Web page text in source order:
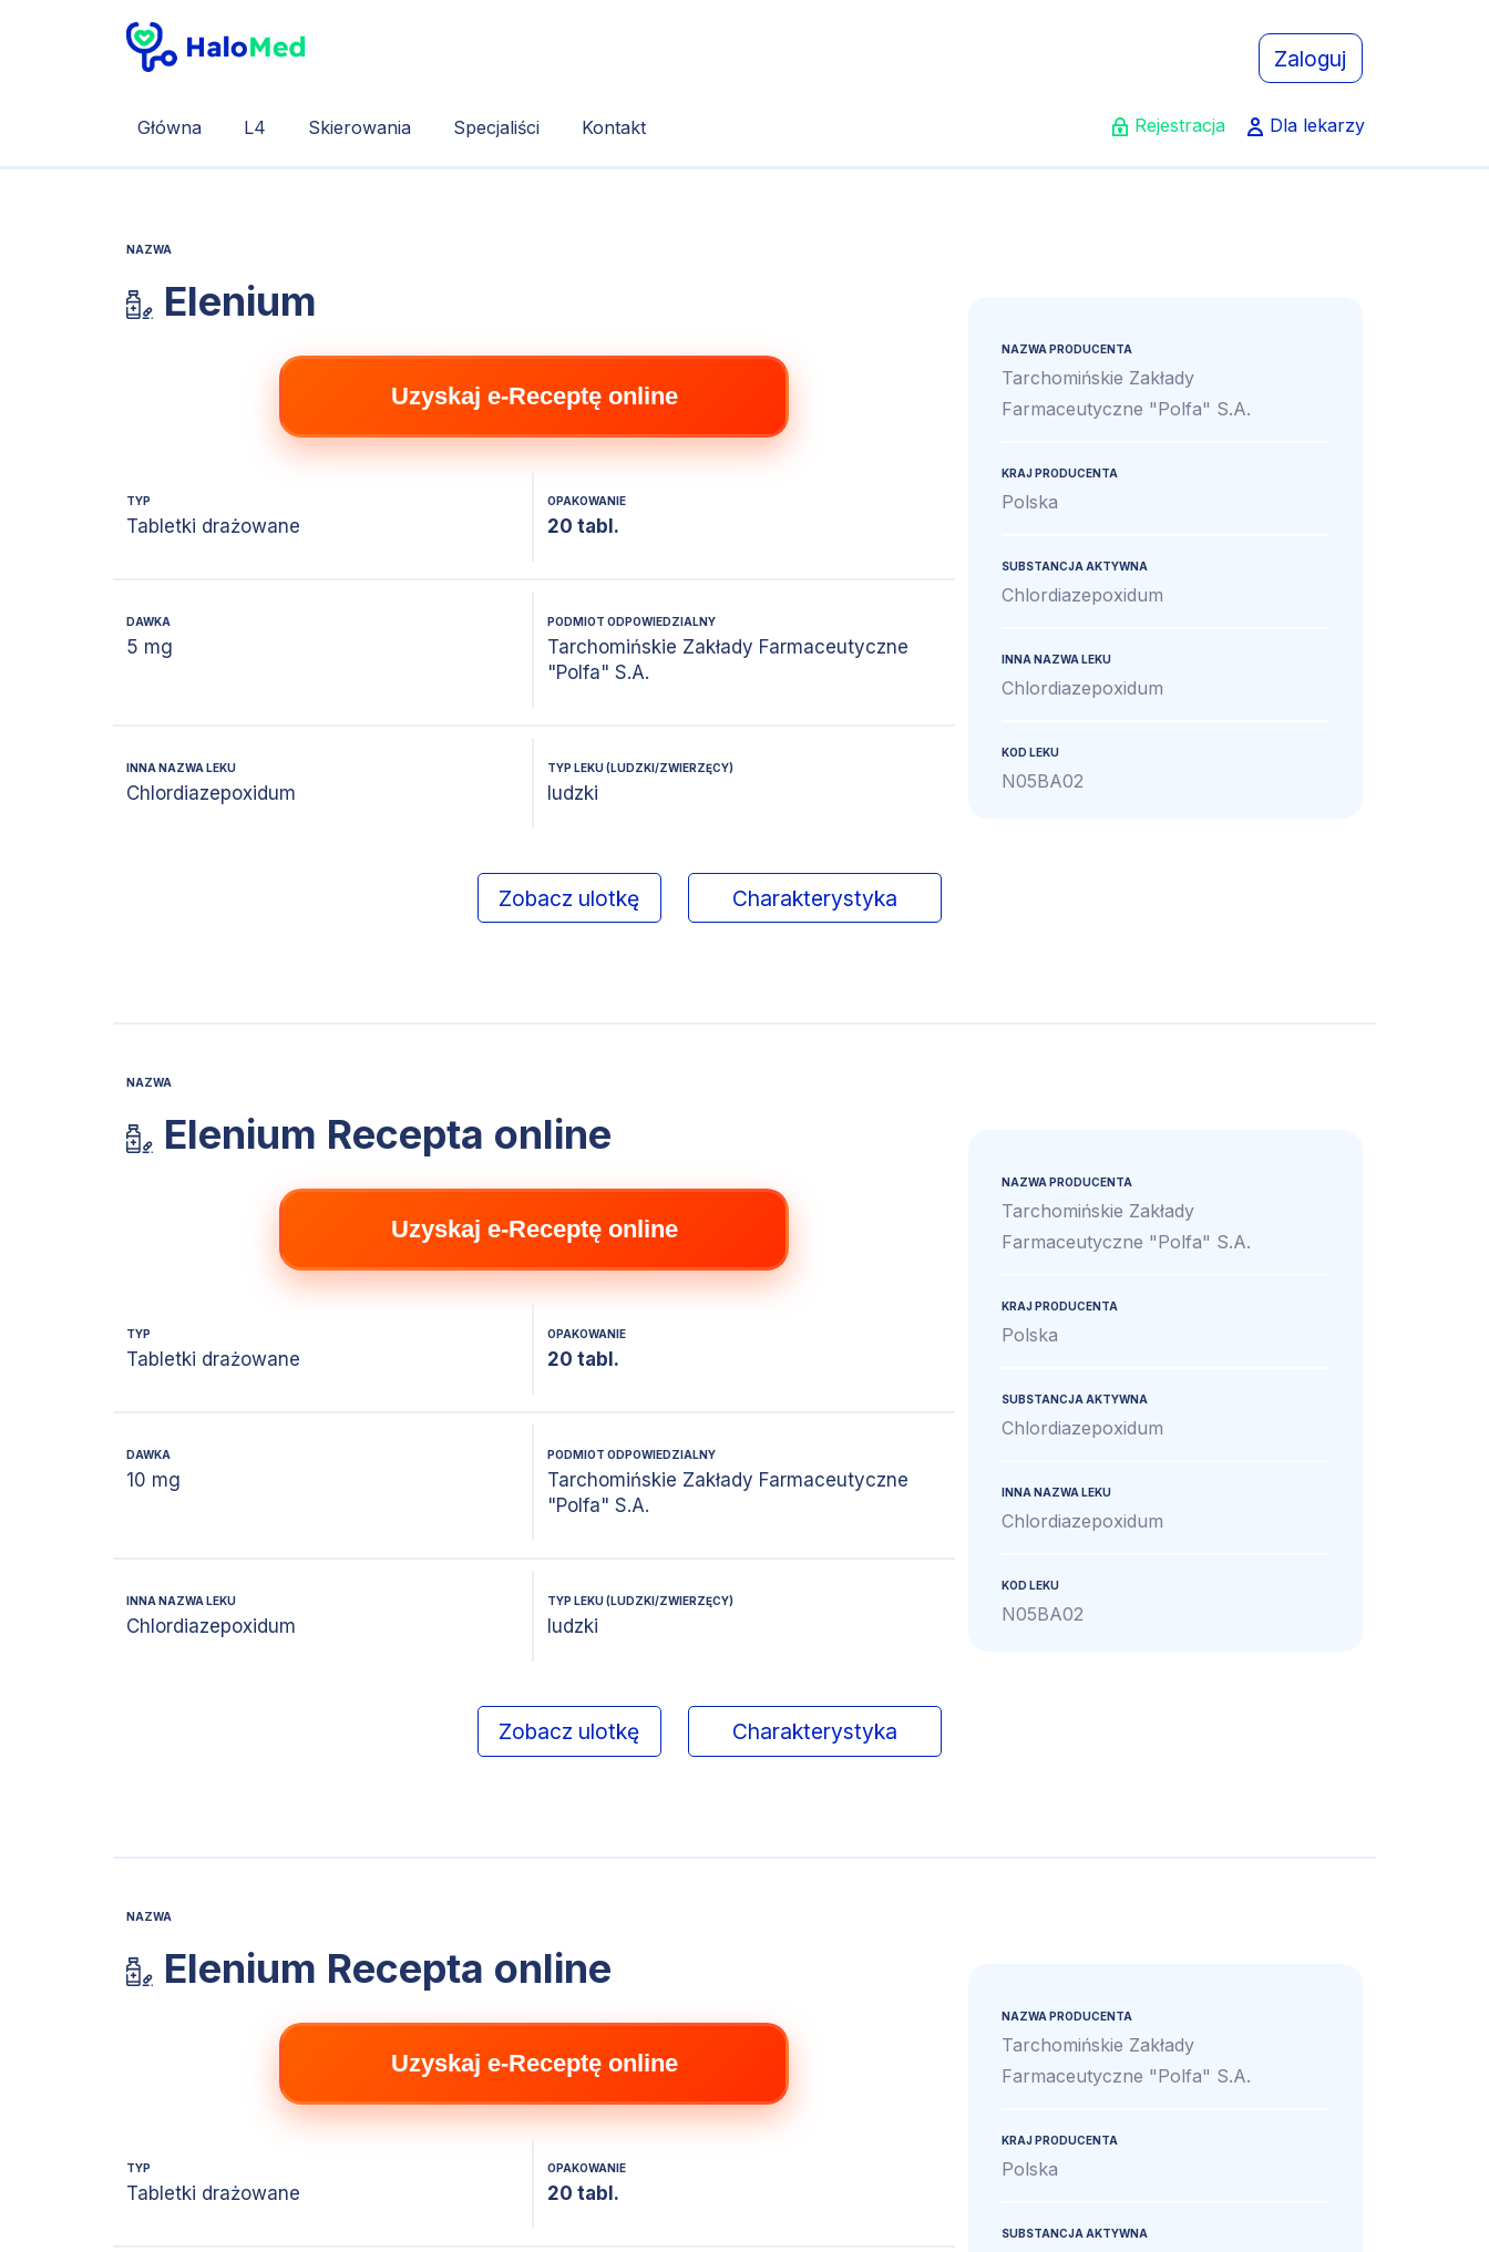
Zaloguj
Główna L4 Skierowania Specjaliści Kontakt Rejestracja Dla lekarzy
NAZWA
Elenium
Uzyskaj e-Receptę online
TYP
Tabletki drażowane
OPAKOWANIE
20 tabl.
DAWKA
5 mg
PODMIOT ODPOWIEDZIALNY
Tarchomińskie Zakłady Farmaceutyczne
"Polfa" S.A.
INNA NAZWA LEKU
Chlordiazepoxidum
TYP LEKU (LUDZKI/ZWIERZĘCY)
ludzki
Zobacz ulotkę Charakterystyka
NAZWA PRODUCENTA
Tarchomińskie Zakłady
Farmaceutyczne "Polfa" S.A.
KRAJ PRODUCENTA
Polska
SUBSTANCJA AKTYWNA
Chlordiazepoxidum
INNA NAZWA LEKU
Chlordiazepoxidum
KOD LEKU
N05BA02
NAZWA
Elenium Recepta online
Uzyskaj e-Receptę online
TYP
Tabletki drażowane
OPAKOWANIE
20 tabl.
DAWKA
10 mg
PODMIOT ODPOWIEDZIALNY
Tarchomińskie Zakłady Farmaceutyczne
"Polfa" S.A.
INNA NAZWA LEKU
Chlordiazepoxidum
TYP LEKU (LUDZKI/ZWIERZĘCY)
ludzki
Zobacz ulotkę Charakterystyka
NAZWA PRODUCENTA
Tarchomińskie Zakłady
Farmaceutyczne "Polfa" S.A.
KRAJ PRODUCENTA
Polska
SUBSTANCJA AKTYWNA
Chlordiazepoxidum
INNA NAZWA LEKU
Chlordiazepoxidum
KOD LEKU
N05BA02
NAZWA
Elenium Recepta online
Uzyskaj e-Receptę online
TYP
Tabletki drażowane
OPAKOWANIE
20 tabl.
NAZWA PRODUCENTA
Tarchomińskie Zakłady
Farmaceutyczne "Polfa" S.A.
KRAJ PRODUCENTA
Polska
SUBSTANCJA AKTYWNA